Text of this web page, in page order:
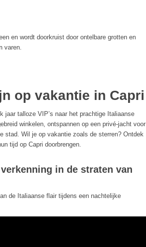
en wordt doorkruist door ontelbare grotten en
varen.
op vakantie in Capri
talloze VIP’s naar het prachtige Italiaanse
winkelen, ontspannen op een privé-jacht voor
stad. Wil je op vakantie zoals de sterren? Ontdek
tijd op Capri doorbrengen.
in de straten van
de Italiaanse flair tijdens een nachtelijke